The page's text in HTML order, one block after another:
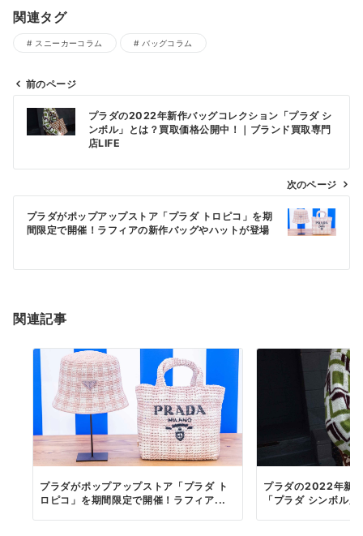
関連タグ
スニーカーコラム バッグコラム
投
ビ
ゲ
ー
シ
前のページ
プラダの2022年新作バッグコレクション「プラダ シ
ンボル」とは？買取価格公開中！｜ブランド買取専門
店LIFE
次のページ
プラダがポップアップストア「プラダ トロピコ」を期
間限定で開催！ラフィアの新作バッグやハットが登場
関連記事
プラダがポップアップストア「プラダ ト
ロピコ」を期間限定で開催！ラフィア...
プラダの2022年新
「プラダ シンボル